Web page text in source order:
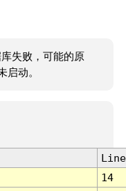
失败，可能的原
启动。
Line
14